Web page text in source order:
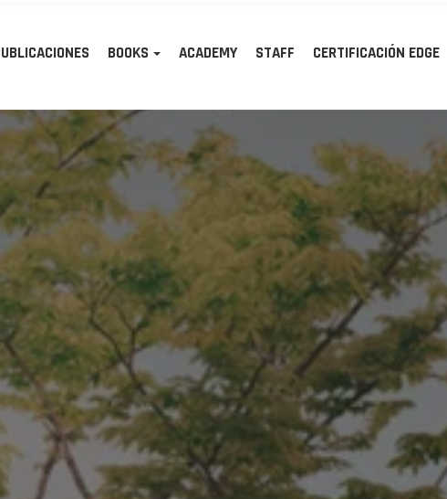
BOOKS ACADEMY STAFF CERTIFICACIÓN EDGE